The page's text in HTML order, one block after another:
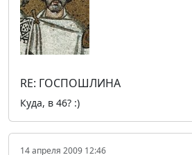
RE: ГОСПОШЛИНА
Куда, в 46? :)
14 апреля 2009 12:46